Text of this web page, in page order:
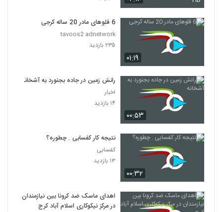
۰۱:۱۹
6 قلوهای مادر 20 ساله کرجی
tavoos2 adnetwork
۲۳۵ بازدید
۰۰:۵۳
رانش زمین در جاده بجنورد به آشخانه
اخبار
۱۴ بازدید
۰۰:۳۲
نتیجه کار کفسابی . چطوره؟
کفسابی
۱۳ بازدید
اهدای ماسک ضد کرونا بین نیازمندان
در مرکز نیکوکاری اسلام آباد کرج